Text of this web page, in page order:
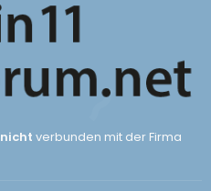
nicht verbunden mit der Firma